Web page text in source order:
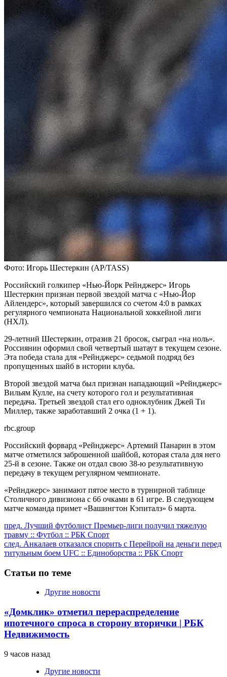
Фото: Игорь Шестеркин (AP/TASS)
Российский голкипер «Нью-Йорк Рейнджерс» Игорь
Шестеркин признан первой звездой матча с «Нью-Йор
Айлендерс», который завершился со счетом 4:0 в рамках
регулярного чемпионата Национальной хоккейной лиги
(НХЛ).
29-летний Шестеркин, отразив 21 бросок, сыграл «на ноль».
Россиянин оформил свой четвертый шатаут в текущем сезоне.
Эта победа стала для «Рейнджерс» седьмой подряд без
пропущенных шайб в истории клуба.
Второй звездой матча был признан нападающий «Рейнджерс»
Вильям Кулле, на счету которого гол и результативная
передача. Третьей звездой стал его одноклубник Джей Ти
Миллер, также заработавший 2 очка (1 + 1).
rbc.group
Российский форвард «Рейнджерс» Артемий Панарин в этом
матче отметился заброшенной шайбой, которая стала для него
25-й в сезоне. Также он отдал свою 38-ю результативную
передачу в текущем регулярном чемпионате.
«Рейнджерс» занимают пятое место в турнирной таблице
Столичного дивизиона с 66 очками в 61 игре. В следующем
матче команда примет «Вашингтон Кэпиталз» 6 марта.
Продолжить
чтение
пред. Лучший футболист Премьер-лиги получил тяжелую
травму :: Футбол :: РБК Спорт
след. Анкалаев отказался спорить с Перейрой на деньги перед
титульным боем UFС :: Единоборства :: РБК Спорт
Статьи по теме
Другие новости
«Домклик» отметил перераспределение
ипотечного спроса в сторону вторички | РБК
Недвижимость
9 часов назад
Другие новости